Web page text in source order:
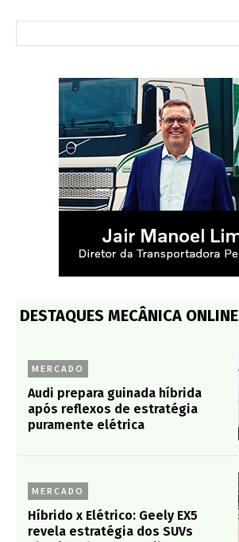
DESTAQUES MECÂNICA ONLINE
MERCADO
Audi prepara guinada híbrida
após reflexos de estratégia
puramente elétrica
MERCADO
Híbrido x Elétrico: Geely EX5
revela estratégia dos SUVs